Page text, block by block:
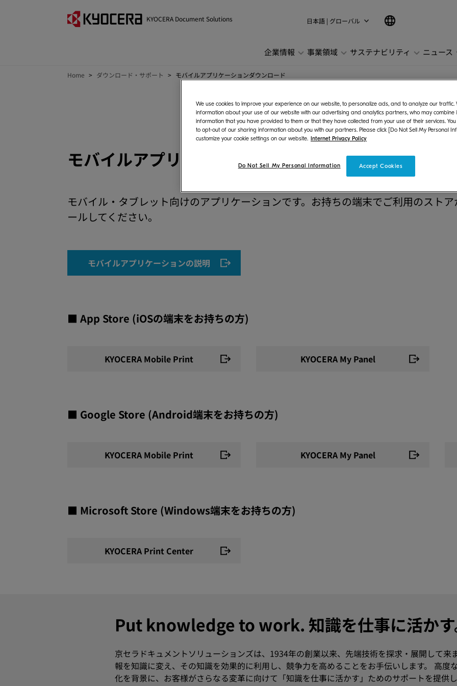
KYOCERA Document Solutions 日本語 | グローバル
企業情報 事業領域 サステナビリティ ニュース
Home ダウンロード・サポート モバイルアプリケーションダウンロード
モバイルアプリケーションダウンロード
モバイル・タブレット向けのアプリケーションです。お持ちの端末でご利用のスト
ールしてください。
モバイルアプリケーションの説明
■ App Store (iOSの端末をお持ちの方)
KYOCERA Mobile Print KYOCERA My Panel
■ Google Store (Android端末をお持ちの方)
KYOCERA Mobile Print KYOCERA My Panel
■ Microsoft Store (Windows端末をお持ちの方)
KYOCERA Print Center
Put knowledge to work. 知識を仕事に活かす
京セラドキュメントソリューションズは、1934年の創業以来、先端技術を探求・展開して来
報を知識に変え、その知識を効果的に利用し、競争力を高めることをお手伝いします。 高度
化を背景に、お客様がさらなる変革に向けて「知識を仕事に活かす」ためのサポートを提供し
We use cookies to improve your experience on our website, to personalize ads, and to analyze our traffic.
information about your use of our website with our advertising and analytics partners, who may combine
information that you have provided to them or that they have collected from your use of their services.
to opt-out of our sharing information about you with our partners. Please click [Do Not Sell My Personal
customize your cookie settings on our website. Internet Privacy Policy
Accept Cookies
Do Not Sell My Personal Information